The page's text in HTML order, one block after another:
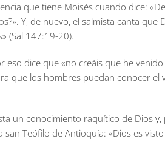
que tiene Moisés cuando dice:
Y, de nuevo, el salmista canta que
(Sal 147:19-20).
dice que «no creáis que he
que los hombres puedan conocer
un conocimiento raquítico de Dios
Teófilo de Antioquía: «Dios es